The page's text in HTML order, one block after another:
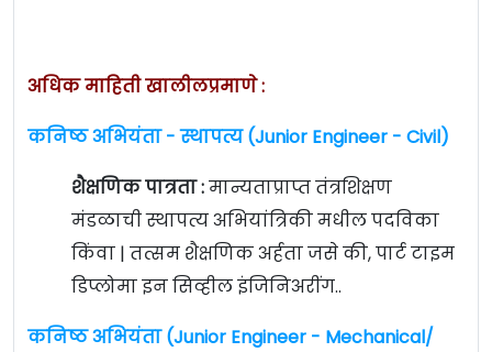
अधिक माहिती खालीलप्रमाणे :
कनिष्ठ अभियंता - स्थापत्य (Junior Engineer - Civil)
शैक्षणिक पात्रता :मान्यताप्राप्त तंत्रशिक्षण
मंडळाची स्थापत्य अभियांत्रिकी मधील पदविका
किंवा | तत्सम शैक्षणिक अर्हता जसे की, पार्ट टाइम
डिप्लोमा इन सिव्हील इंजिनिअरींग..
कनिष्ठ अभियंता (Junior Engineer - Mechanical/